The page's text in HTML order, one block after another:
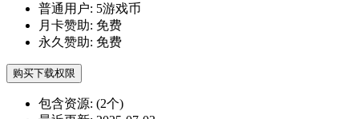
普通用户: 5游戏币
月卡赞助: 免费
永久赞助: 免费
购买下载权限
包含资源: (2个)